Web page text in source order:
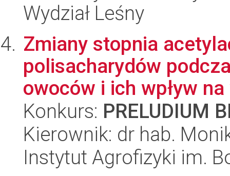
Wydział Leśny
Zmiany stopnia
polisacharydów
owoców i ich wpływ
Konkurs: PRELUDIUM
Kierownik: dr hab.
Instytut Agrofizyki im.